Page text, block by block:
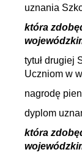
uznania
która
tytuł drugiej
Uczniom w
nagrodę
dyplom
która